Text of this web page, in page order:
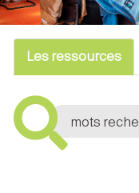
Les ressources